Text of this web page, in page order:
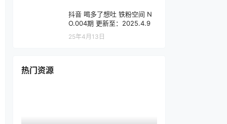
抖音 喝多了想吐 铁粉空间 N
O.004期 更新至：2025.4.9
25年4月13日
热门资源